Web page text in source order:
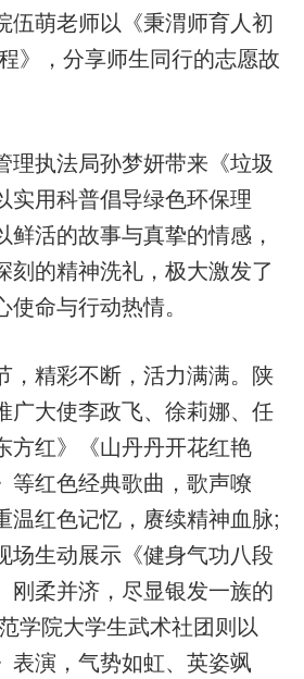
萌老师以《秉渭师育人初
》，分享师生同行的志愿故
执法局孙梦妍带来《垃圾
实用科普倡导绿色环保理
鲜活的故事与真挚的情感，
刻的精神洗礼，极大激发了
命与行动热情。
精彩不断，活力满满。陕
广大使李政飞、徐莉娜、任
方红》《山丹丹开花红艳
等红色经典歌曲，歌声嘹
温红色记忆，赓续精神血脉;
场生动展示《健身气功八段
刚柔并济，尽显银发一族的
学院大学生武术社团则以
表演，气势如虹、英姿飒